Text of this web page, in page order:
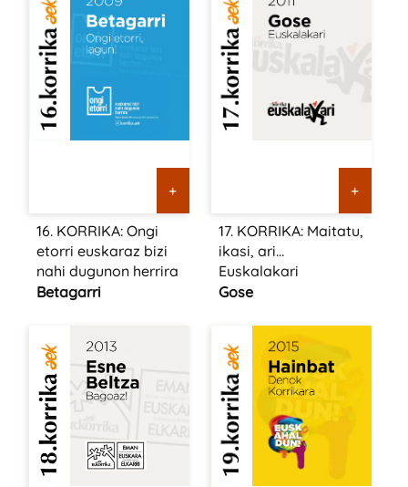
+
16. KORRIKA: Ongi
etorri euskaraz bizi
nahi dugunon herrira
Betagarri
+
17. KORRIKA: Maitatu,
ikasi, ari…
Euskalakari
Gose